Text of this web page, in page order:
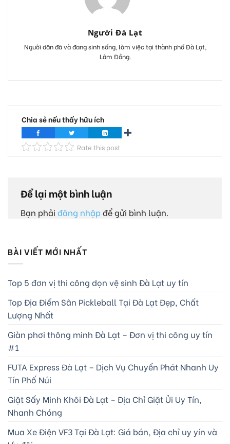
Người Đà Lạt
Người dân đã và đang sinh sống, làm việc tại thành phố Đà Lạt,
Lâm Đồng.
Chia sẻ nếu thấy hữu ích
Rate this post
Để lại một bình luận
Bạn phải đăng nhập để gửi bình luận.
BÀI VIẾT MỚI NHẤT
Top 5 đơn vị thi công dọn vệ sinh Đà Lạt uy tín
Top Địa Điểm Sân Pickleball Tại Đà Lạt Đẹp, Chất
Lượng Nhất
Giàn phơi thông minh Đà Lạt – Đơn vị thi công uy tín
#1
FUTA Express Đà Lạt – Dịch Vụ Chuyển Phát Nhanh Uy
Tín Phố Núi
Giặt Sấy Minh Khôi Đà Lạt – Địa Chỉ Giặt Ủi Uy Tín,
Nhanh Chóng
Mua Xe Điện VF3 Tại Đà Lạt: Giá bán, Địa chỉ uy yín và